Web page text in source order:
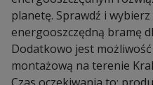
planetę. Sprawdź i
energooszczędną bramę
Dodatkowo jest
montażową na terenie